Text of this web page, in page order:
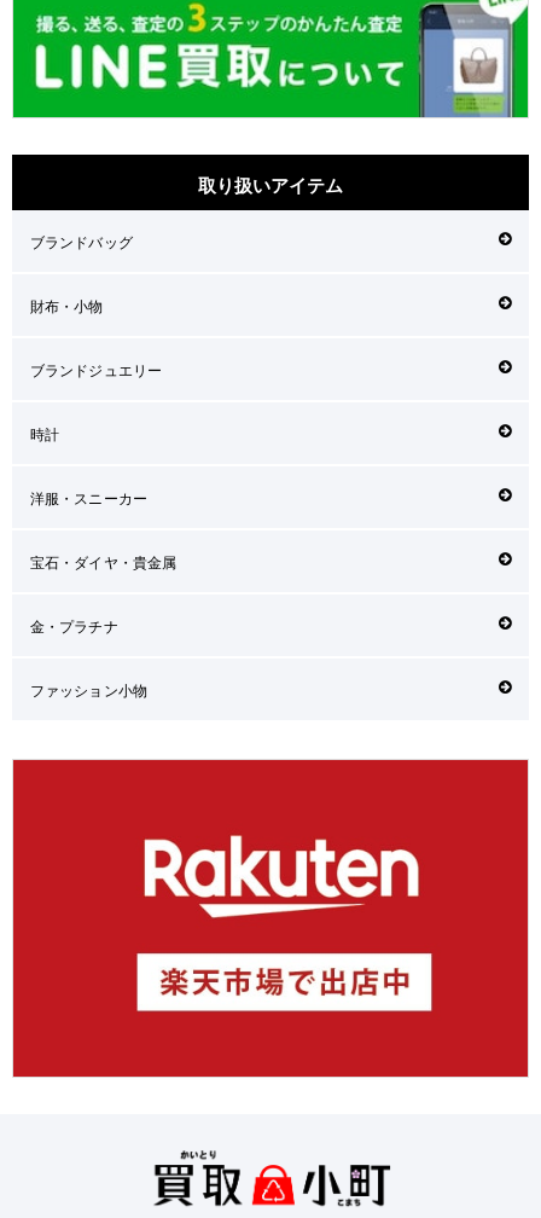
取り扱いアイテム
ブランドバッグ
財布・小物
ブランドジュエリー
時計
洋服・スニーカー
宝石・ダイヤ・貴金属
金・プラチナ
ファッション小物